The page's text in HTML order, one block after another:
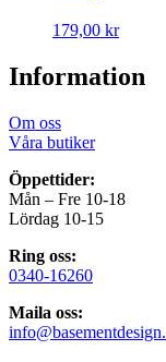
179,00 kr
Information
Om oss
Våra butiker
Öppettider:
Mån – Fre 10-18
Lördag 10-15
Ring oss:
0340-16260
Maila oss: